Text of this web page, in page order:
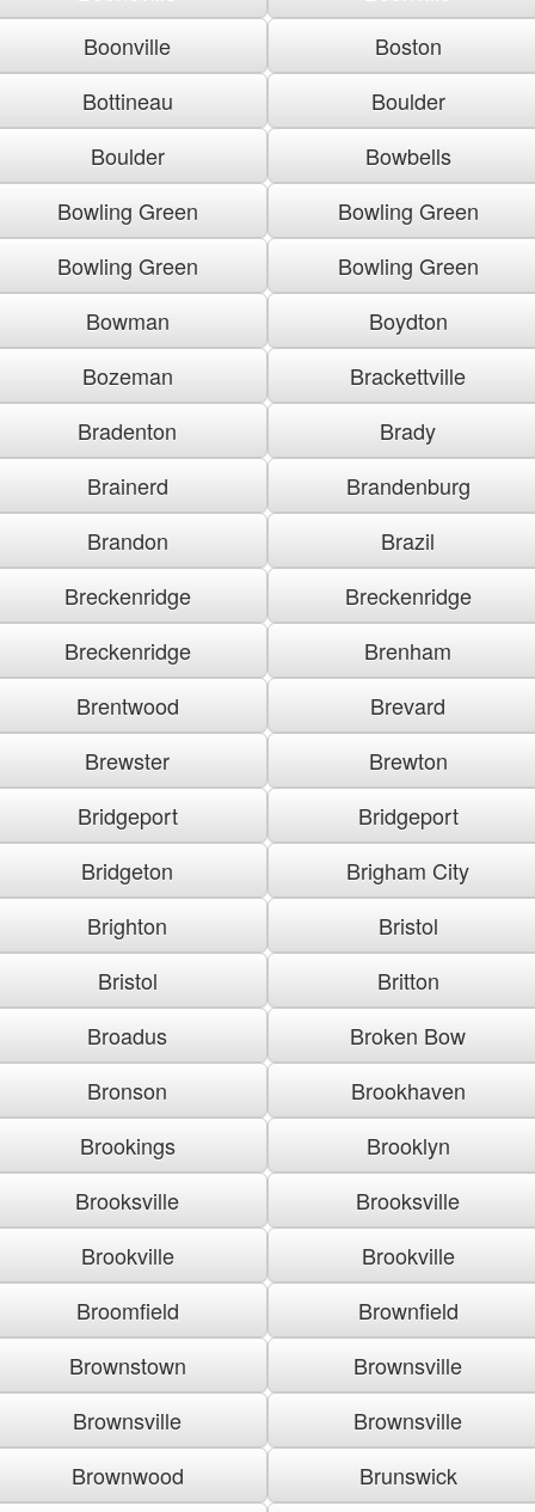
Boonville
Boston
Bottineau
Boulder
Boulder
Bowbells
Bowling Green
Bowling Green
Bowling Green
Bowling Green
Bowman
Boydton
Bozeman
Brackettville
Bradenton
Brady
Brainerd
Brandenburg
Brandon
Brazil
Breckenridge
Breckenridge
Breckenridge
Brenham
Brentwood
Brevard
Brewster
Brewton
Bridgeport
Bridgeport
Bridgeton
Brigham City
Brighton
Bristol
Bristol
Britton
Broadus
Broken Bow
Bronson
Brookhaven
Brookings
Brooklyn
Brooksville
Brooksville
Brookville
Brookville
Broomfield
Brownfield
Brownstown
Brownsville
Brownsville
Brownsville
Brownwood
Brunswick